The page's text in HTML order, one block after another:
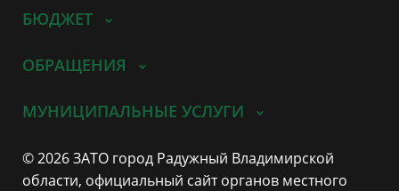
БЮДЖЕТ
ОБРАЩЕНИЯ
МУНИЦИПАЛЬНЫЕ УСЛУГИ
© 2026 ЗАТО город Радужный Владимирской
области, официальный сайт органов местного